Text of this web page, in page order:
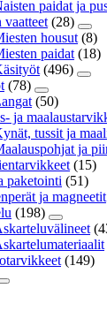
paidat ja
vaatteet (28)
housut (8)
paidat (18)
(496)
(78)
(50)
ja
tussit ja
ja
(15)
paketointi (51)
ja magneetit
(198)
(149)